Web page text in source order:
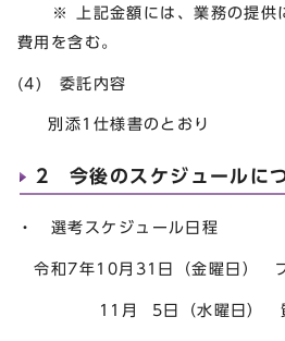
※ 上記金額には、業務の提供に
費用を含む。
(4) 委託内容
別添1仕様書のとおり
2 今後のスケジュールに
・ 選考スケジュール日程
令和7年10月31日（金曜日）
11月 5日（水曜日） 質